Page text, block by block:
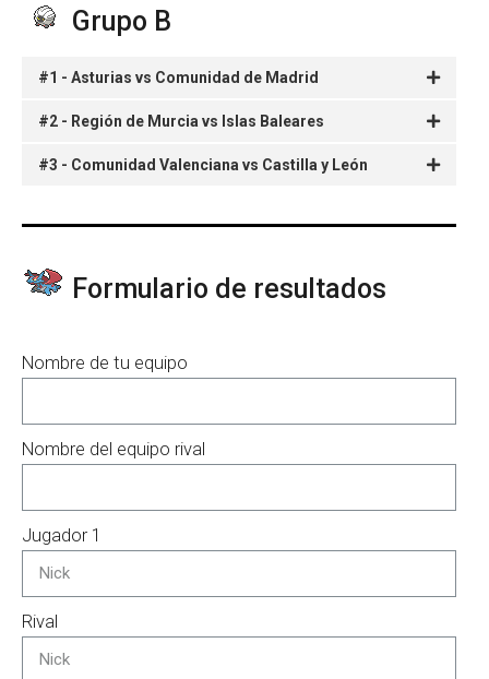
Grupo B
#1 - Asturias vs Comunidad de Madrid
#2 - Región de Murcia vs Islas Baleares
#3 - Comunidad Valenciana vs Castilla y León
Formulario de resultados
Nombre de tu equipo
Nombre del equipo rival
Jugador 1
Rival